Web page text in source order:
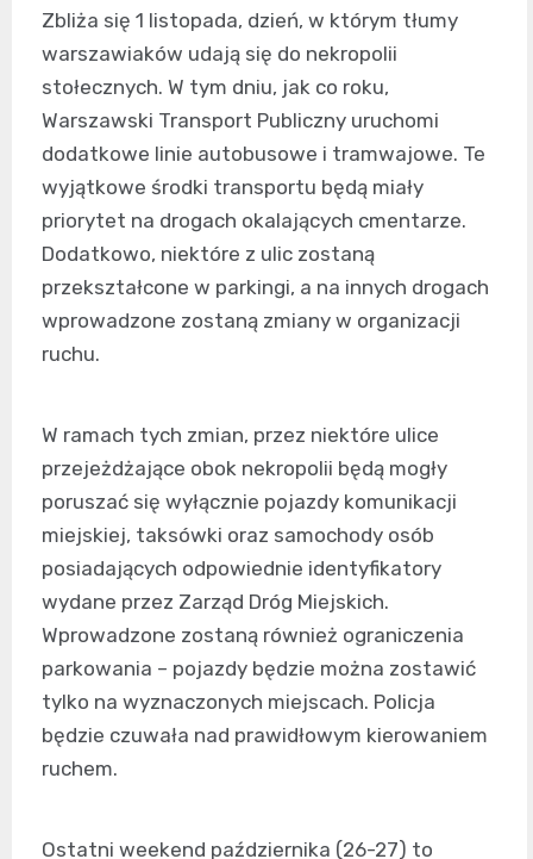
Zbliża się 1 listopada, dzień, w którym tłumy
warszawiaków udają się do nekropolii
stołecznych. W tym dniu, jak co roku,
Warszawski Transport Publiczny uruchomi
dodatkowe linie autobusowe i tramwajowe. Te
wyjątkowe środki transportu będą miały
priorytet na drogach okalających cmentarze.
Dodatkowo, niektóre z ulic zostaną
przekształcone w parkingi, a na innych drogach
wprowadzone zostaną zmiany w organizacji
ruchu.
W ramach tych zmian, przez niektóre ulice
przejeżdżające obok nekropolii będą mogły
poruszać się wyłącznie pojazdy komunikacji
miejskiej, taksówki oraz samochody osób
posiadających odpowiednie identyfikatory
wydane przez Zarząd Dróg Miejskich.
Wprowadzone zostaną również ograniczenia
parkowania – pojazdy będzie można zostawić
tylko na wyznaczonych miejscach. Policja
będzie czuwała nad prawidłowym kierowaniem
ruchem.
Ostatni weekend października (26-27) to